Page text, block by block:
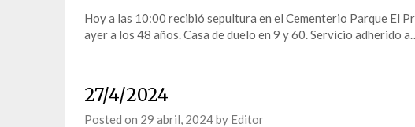
Hoy a las 10:00 recibió sepultura en el Cementerio Parque El
ayer a los 48 años. Casa de duelo en 9 y 60. Servicio adherido
27/4/2024
Posted on 29 abril, 2024by Editor